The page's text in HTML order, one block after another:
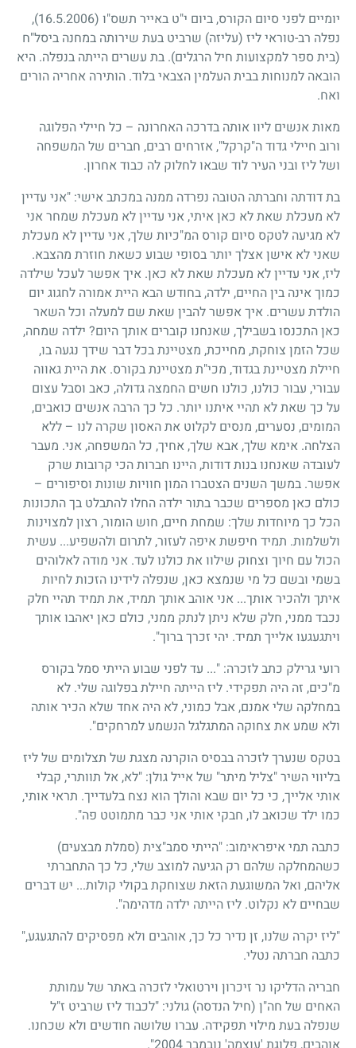
יומיים לפני סיום הקורס, ביום י"ט באייר תשס"ו (16.5.2006)
,
נפלה רב-טוראי ליז (עליזה) שרביט בעת שירותה במחנה ביסל"ח
(בית ספר למקצועות חיל הרגלים). בת עשרים הייתה בנפלה. היא
הובאה למנוחות בבית העלמין הצבאי בלוד. הותירה אחריה הורים
ואח.
מאות אנשים ליוו אותה בדרכה האחרונה – כל חיילי הפלוגה
ורוב חיילי גדוד ה"קרקל", אזרחים רבים, חברים של המשפחה
ושל ליז ובני העיר לוד שבאו לחלוק לה כבוד אחרון.
בת דודתה וחברתה הטובה נפרדה ממנה במכתב אישי: "אני עדיין
לא מעכלת שאת לא כאן איתי, אני עדיין לא מעכלת שמחר אני
לא מגיעה לטקס סיום קורס המ"כיות שלך, אני עדיין לא מעכלת
שאני לא אישן אצלך יותר בסופי שבוע כשאת חוזרת מהצבא.
ליז, אני עדיין לא מעכלת שאת לא כאן. איך אפשר לעכל שילדה
כמוך אינה בין החיים, ילדה, בחודש הבא היית אמורה לחגוג יום
הולדת עשרים. איך אפשר להבין שאת שם למעלה וכל השאר
כאן התכנסו בשבילך, שאנחנו קוברים אותך היום? ילדה שמחה,
שכל הזמן צוחקת, מחייכת, מצטיינת בכל דבר שידך נגעה בו,
חיילת מצטיינת בגדוד, מכי"ת מצטיינת בקורס. את היית גאווה
עבורי, עבור כולנו, כולנו חשים החמצה גדולה, כאב וסבל עצום
על כך שאת לא תהיי איתנו יותר. כל כך הרבה אנשים כואבים,
המומים, נסערים, מנסים לקלוט את האסון שקרה לנו – ללא
הצלחה. אימא שלך, אבא שלך, אחיך, כל המשפחה, אני. מעבר
לעובדה שאנחנו בנות דודות, היינו חברות הכי קרובות שרק
אפשר. במשך השנים הצטברו המון חוויות שונות וסיפורים –
כולם כאן מספרים שכבר בתור ילדה החלו להתבלט בך התכונות
הכל כך מיוחדות שלך: שמחת חיים, חוש הומור, רצון למצוינות
ולשלמות. תמיד חיפשת איפה לעזור, לתרום ולהשפיע... עשית
הכול עם חיוך וצחוק שילוו את כולנו לעד. אני מודה לאלוהים
בשמי ובשם כל מי שנמצא כאן, שנפלה לידינו הזכות לחיות
איתך ולהכיר אותך... אני אוהב אותך תמיד, את תמיד תהיי חלק
נכבד ממני, חלק שלא ניתן לנתק ממני, כולם כאן יאהבו אותך
ויתגעגעו אלייך תמיד. יהי זכרך ברוך".
רועי גרילק כתב לזכרה: "... עד לפני שבוע הייתי סמל בקורס
מ"כים, זה היה תפקידי. ליז הייתה חיילת בפלוגה שלי. לא
במחלקה שלי אמנם, אבל כמוני, לא היה אחד שלא הכיר אותה
ולא שמע את צחוקה המתגלגל הנשמע למרחקים".
בטקס שנערך לזכרה בבסיס הוקרנה מצגת של תצלומים של ליז
בליווי השיר "צליל מיתר" של אייל גולן: "לא, אל תוותרי, קבלי
אותי אלייך, כי כל יום שבא והולך הוא נצח בלעדייך. תראי אותי,
כמו ילד שכואב לו, חבקי אותי אני כבר מתמוטט פה".
כתבה תמי איפראימוב: "הייתי סמב"צית (סמלת מבצעים)
כשהמחלקה שלהם רק הגיעה למוצב שלי, כל כך התחברתי
אליהם, ואל המשוגעת הזאת שצוחקת בקולי קולות... יש דברים
שבחיים לא נקלוט. ליז הייתה ילדה מדהימה".
"ליז יקרה שלנו, זן נדיר כל כך, אוהבים ולא מפסיקים להתגעגע,"
כתבה חברתה נטלי.
חבריה הדליקו נר זיכרון וירטואלי לזכרה באתר של עמותת
האחים של חה"ן (חיל הנדסה) גולני: "לכבוד ליז שרביט ז"ל
שנפלה בעת מילוי תפקידה. עברו שלושה חודשים ולא שכחנו.